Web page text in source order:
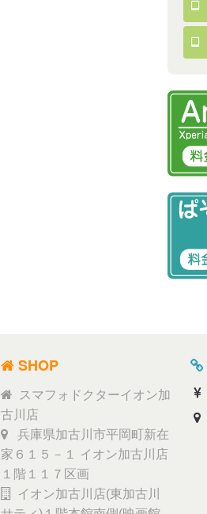
SHOP
スマフォドクターイオン加
古川店
兵庫県加古川市平岡町新在
家６１５－１ イオン加古川店
１階１１７区画
イオン加古川店(東加古川